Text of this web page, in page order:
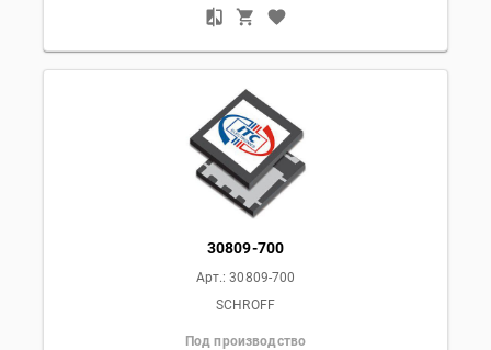
30809-700
Арт.:30809-700
SCHROFF
Под производство